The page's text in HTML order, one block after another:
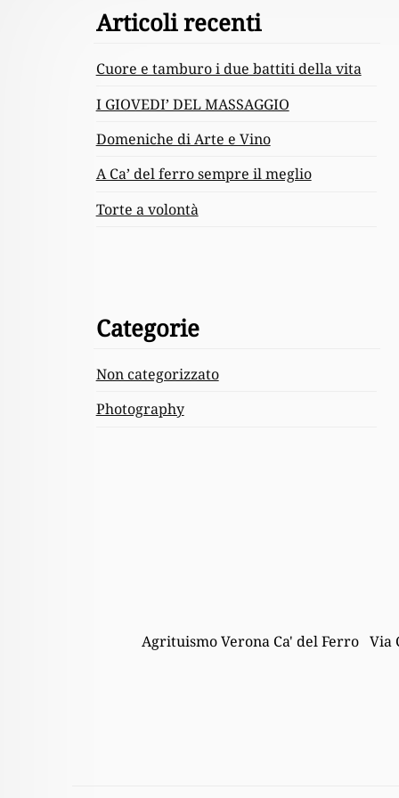
Articoli recenti
Cuore e tamburo i due battiti della vita
I GIOVEDI’ DEL MASSAGGIO
Domeniche di Arte e Vino
A Ca’ del ferro sempre il meglio
Torte a volontà
Categorie
Non categorizzato
Photography
Agrituismo Verona Ca' del Ferro Via